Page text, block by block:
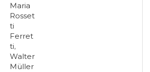
Maria
Rosset
ti
Ferret
ti,
Walter
Müller